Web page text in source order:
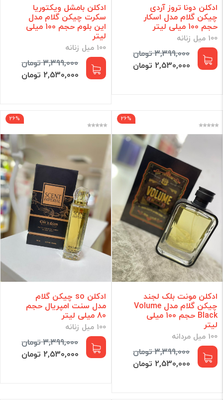
ادکلن دونا تروز آردی
چیکن گلام مدل اسکار
حجم 100 میلی لیتر
100 میل زنانه
3,399,000 تومان
2,530,000 تومان
ادکلن بامشل ویکتوریا
سکرت چیکن گلام مدل
این بلوم حجم 100 میلی
لیتر
100 میل زنانه
3,399,000 تومان
2,530,000 تومان
26%
ادکلن مونت بلک لجند
چیکن گلام مدل Volume
Black حجم 100 میلی
لیتر
100 میل مردانه
3,399,000 تومان
2,530,000 تومان
26%
ادکلن so چیکن گلام
مدل سنت امپریال حجم
80 میلی لیتر
100 میل زنانه
3,399,000 تومان
2,530,000 تومان